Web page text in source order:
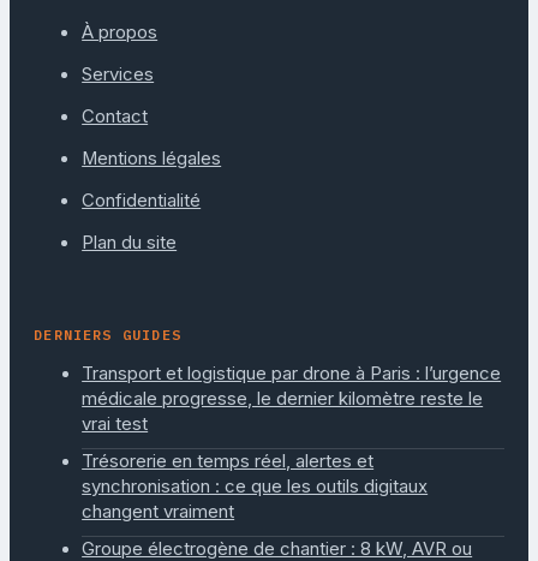
À propos
Services
Contact
Mentions légales
Confidentialité
Plan du site
DERNIERS GUIDES
Transport et logistique par drone à Paris : l’urgence
médicale progresse, le dernier kilomètre reste le
vrai test
Trésorerie en temps réel, alertes et
synchronisation : ce que les outils digitaux
changent vraiment
Groupe électrogène de chantier : 8 kW, AVR ou